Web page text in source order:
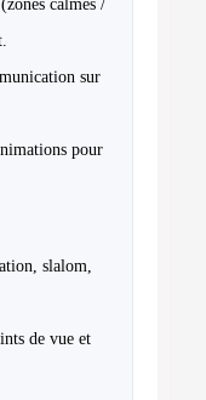
calmes /
sur
pour
slalom,
de vue et